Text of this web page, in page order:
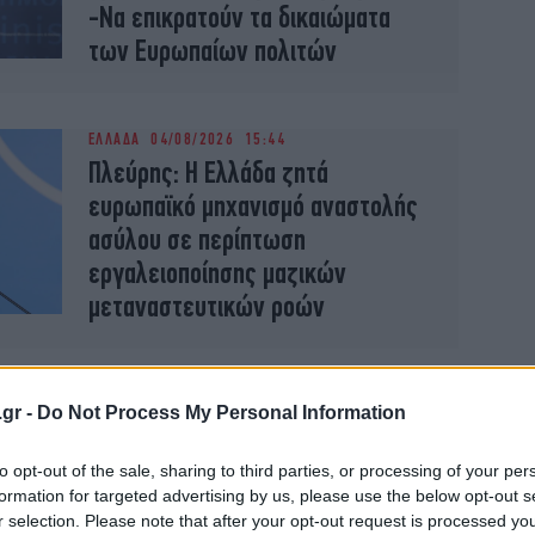
- Do Not Process My Personal Information
opt-out of the sale, sharing to third parties, or processing of your
for targeted advertising by us, please use the below opt-out
selection. Please note that after your opt-out request is processed
-Να επικρατούν τα δικαιώματα
των Ευρωπαίων πολιτών
ΕΛΛΑΔΑ 04/08/2026 15:44
Πλεύρης: Η Ελλάδα ζητά
ευρωπαϊκό μηχανισμό αναστολής
ασύλου σε περίπτωση
εργαλειοποίησης μαζικών
μεταναστευτικών ροών
Πλεύρης: Αυτό που γίνεται στη
Θέουτα καταδεικνύει ότι τα
κυκλώματα ψάχνουν ευκαιρίες
-Έτοιμοι να λάβουμε κάθε